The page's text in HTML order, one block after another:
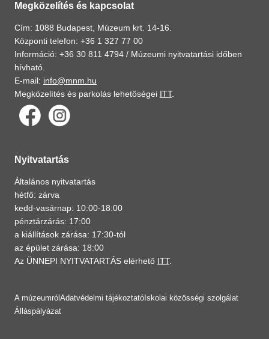
Megközelítés és kapcsolat
Cím: 1088 Budapest, Múzeum krt. 14-16.
Központi telefon: +36 1 327 77 00
Információ: +36 30 811 4794 / Múzeumi nyitvatartási időben
hívható.
E-mail: info@mnm.hu
Megközelítés és parkolás lehetőségei ITT.
Nyitvatartás
Általános nyitvatartás
hétfő: zárva
kedd-vasárnap: 10:00-18:00
pénztárzárás: 17:00
a kiállítások zárása: 17:30-tól
az épület zárása: 18:00
Az ÜNNEPI NYITVATARTÁS elérhető ITT.
A múzeumról Adatvédelmi tájékoztató Iskolai közösségi szolgálat
Álláspályázat